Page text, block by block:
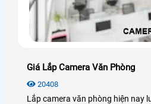
Giá Lắp Camera Văn Phòng
20408
Lắp camera văn phòng hiện nay